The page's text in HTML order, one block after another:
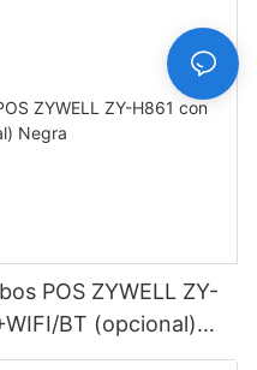
POS ZYWELL ZY-
BT (opcional)